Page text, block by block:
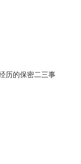
历的保密二三事